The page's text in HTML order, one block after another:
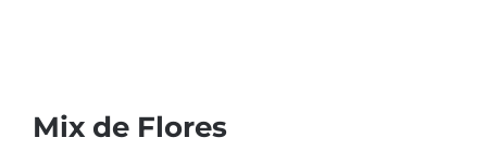
Mix de Flores